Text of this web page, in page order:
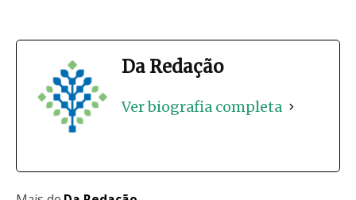
Da Redação
Ver biografia completa